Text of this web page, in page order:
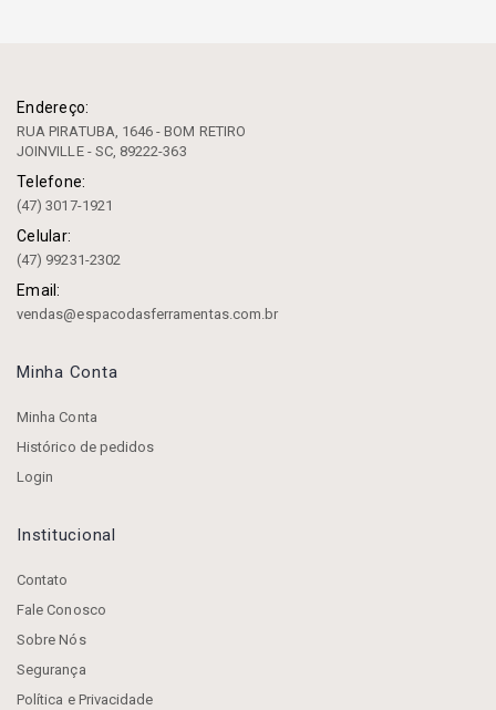
Endereço:
RUA PIRATUBA, 1646 - BOM RETIRO
JOINVILLE - SC, 89222-363
Telefone:
(47) 3017-1921
Celular:
(47) 99231-2302
Email:
vendas@espacodasferramentas.com.br
Minha Conta
Minha Conta
Histórico de pedidos
Login
Institucional
Contato
Fale Conosco
Sobre Nós
Segurança
Política e Privacidade